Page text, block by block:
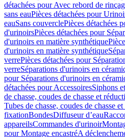
détachées pour Avec rebord de
sans eauPièces détachées pour
eauSans couverclePièces détachées
d'urinoirsPièces détachées pour
d'urinoirs en matière synthétique
d'urinoirs en matière synthétique
verrePièces détachées pour
verreSéparations d'urinoirs en
pour Séparations d'urinoirs en
détachées pour AccessoiresSiphons
de chasse, coudes de chasse et
Tubes de chasse, coudes de chasse
fixationBondesDiffuseur d’eau
appareilsCommandes d'urinoir
pour Montage encastréA